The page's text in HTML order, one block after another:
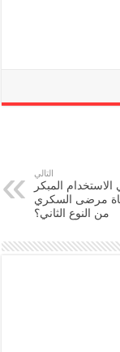
التالي
المبكر
مرضى السكري
من النوع الثاني؟